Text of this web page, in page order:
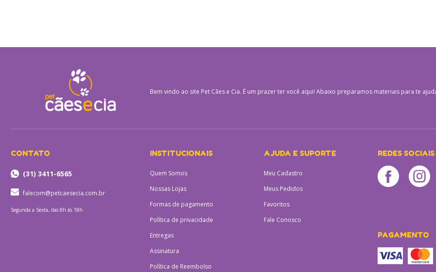
Bem vindo ao site Pet Cães e Cia. É um prazer ter você aqui! Abaixo preparamos materiais para te
CONTATO
(31) 3411-6565
falecom@petcaesecia.com.br
Segunda a Sexta, das 8h às 18h
INSTITUCIONAIS
Quem Somos
Nossas Lojas
Formas de pagamento
Política de privacidade
Entregas
Assinatura
Política de Reembolso
AJUDA E SUPORTE
Meu Cadastro
Meus Pedidos
Favoritos
Fale Conosco
REDES SOCIAIS
PAGAMENTO